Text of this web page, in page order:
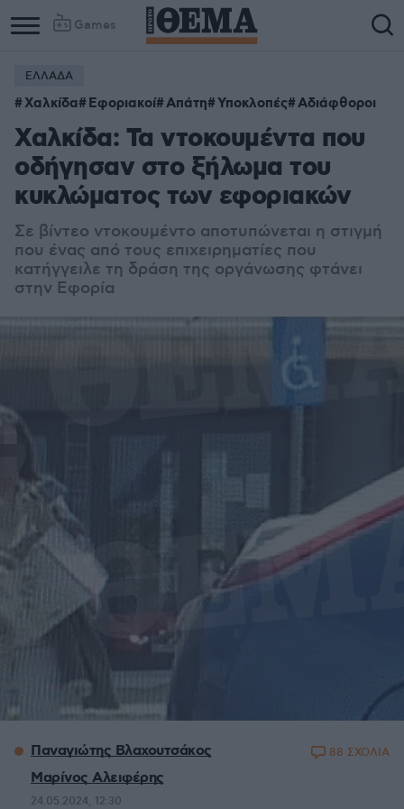
Games
ΕΛΛΑΔΑ
Χαλκίδα Εφοριακοί Απάτη Υποκλοπές Αδιάφθοροι
Χαλκίδα: Τα ντοκουμέντα που
οδήγησαν στο ξήλωμα του
κυκλώματος των εφοριακών
Σε βίντεο ντοκουμέντο αποτυπώνεται η στιγμή
που ένας από τους επιχειρηματίες που
κατήγγειλε τη δράση της οργάνωσης φτάνει
στην Εφορία
Παναγιώτης Βλαχουτσάκος
Μαρίνος Αλειφέρης
24.05.2024, 12:30
88 ΣΧΟΛΙΑ